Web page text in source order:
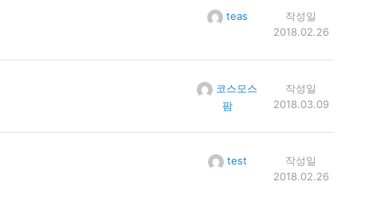
teas
작성일
2018.02.26
코스모스
팜
작성일
2018.03.09
test
작성일
2018.02.26